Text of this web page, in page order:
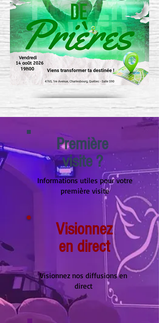
Première
visite ?
Informations utiles pour votre
première visite
Visionnez
en direct
Visionnez nos diffusions en
direct